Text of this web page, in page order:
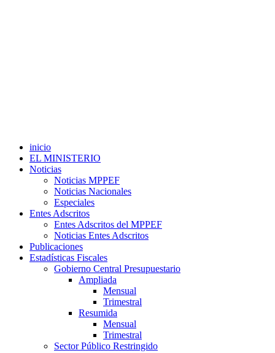
inicio
EL MINISTERIO
Noticias
Noticias MPPEF
Noticias Nacionales
Especiales
Entes Adscritos
Entes Adscritos del MPPEF
Noticias Entes Adscritos
Publicaciones
Estadísticas Fiscales
Gobierno Central Presupuestario
Ampliada
Mensual
Trimestral
Resumida
Mensual
Trimestral
Sector Público Restringido